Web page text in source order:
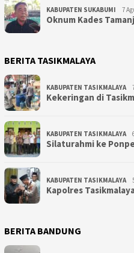
KABUPATEN SUKABUMI 7
Oknum Kades
BERITA TASIKMALAYA
KABUPATEN TASIKMALAYA
Kekeringan di
KABUPATEN TASIKMALAYA
Silaturahmi ke
KABUPATEN TASIKMALAYA
Kapolres
BERITA BANDUNG